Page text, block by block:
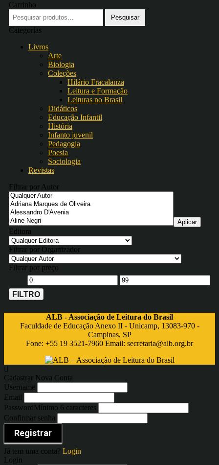
Carrinho
Pesquisar
por:
Categorias
Livros
Arte
Biologia
Coleções
Hilário Fracalanza
Leitura e Formação
Leituras no Brasil
Didáticos
Educação Infantil
História
Infanto juvenil
Pedagogia
Poesia
Sociologia
Revistas
Filtrar por Autor
Editora
Filtrar por Organizador
Filtrar por preço
FILTRO
ALB - Associação de Leitura do Brasil
Faculdade de Educação Anexo II - Unicamp, 13083-970 -
Campinas, SP
Fone: +55 19 3521-7960 Email: secretaria@alb.org.br
Cadastrar Nova Conta
Username
Email
PasswordMínimo 6 caracteres
Confirmar senha
Registrar
Já tem uma conta? Login
Login